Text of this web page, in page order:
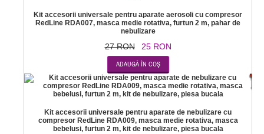
Kit accesorii universale pentru aparate aerosoli cu compresor
RedLine RDA007, masca medie rotativa, furtun 2 m, pahar de
nebulizare
27 RON 25 RON
Kit accesorii universale pentru aparate de nebulizare cu
compresor RedLine RDA009, masca medie rotativa, masca
bebelusi, furtun 2 m, kit de nebulizare, piesa bucala